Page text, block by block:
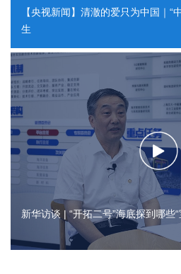
【央视新闻】清澈的爱只为中国｜“
生
新华访谈 | “开拓二号”海底探到哪些“